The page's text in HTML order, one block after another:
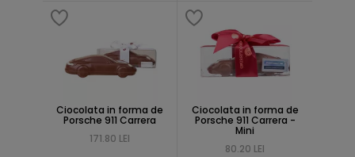
Ciocolata in forma de
Porsche 911 Carrera
171.80 LEI
Ciocolata in forma de
Porsche 911 Carrera -
Mini
80.20 LEI